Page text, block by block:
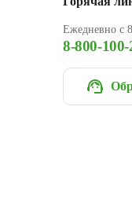
Ежедневно с
8-800-100-